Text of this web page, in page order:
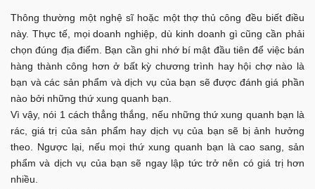
Thông thường một nghệ sĩ hoặc một thợ thủ công đều biết điều
này. Thực tế, mọi doanh nghiệp, dù kinh doanh gì cũng cần phải
chọn đúng địa điểm. Bạn cần ghi nhớ bí mật đầu tiên để việc bán
hàng thành công hơn ở bất kỳ chương trình hay hội chợ nào là
bạn và các sản phẩm và dịch vụ của bạn sẽ được đánh giá phần
nào bởi những thứ xung quanh bạn.
Vì vậy, nói 1 cách thẳng thắng, nếu những thứ xung quanh bạn là
rác, giá trị của sản phẩm hay dịch vụ của bạn sẽ bị ảnh hưởng
theo. Ngược lại, nếu mọi thứ xung quanh bạn là cao sang, sản
phẩm và dịch vụ của bạn sẽ ngay lập tức trở nên có giá trị hơn
nhiều.